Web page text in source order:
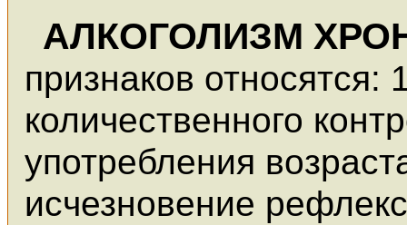
АЛКОГОЛИЗМ
признаков относятся:
количественного
употребления
исчезновение